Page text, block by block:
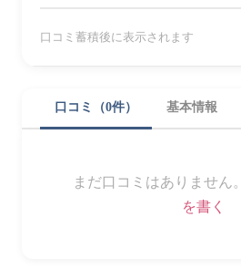
口コミ蓄積後に表示されます
口コミ（0件） 基本情報
まだ口コミはありません。
を書く